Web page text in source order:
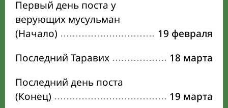
Первый день поста у
верующих мусульман
(Начало)
19 февраля
Последний Таравих
18 марта
Последний день поста
(Конец)
19 марта